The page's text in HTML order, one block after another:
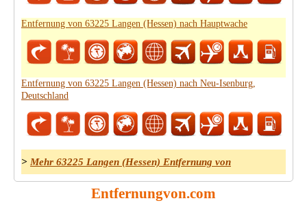
Entfernung von 63225 Langen (Hessen) nach Hauptwache
Entfernung von 63225 Langen (Hessen) nach Neu-Isenburg,
Deutschland
> Mehr 63225 Langen (Hessen) Entfernung von
Entfernungvon.com